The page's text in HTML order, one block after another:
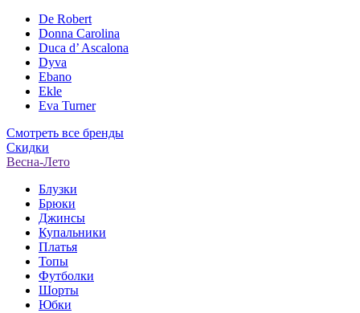
De Robert
Donna Carolina
Duca d’ Ascalona
Dyva
Ebano
Ekle
Eva Turner
Смотреть все бренды
Скидки
Весна-Лето
Блузки
Брюки
Джинсы
Купальники
Платья
Топы
Футболки
Шорты
Юбки